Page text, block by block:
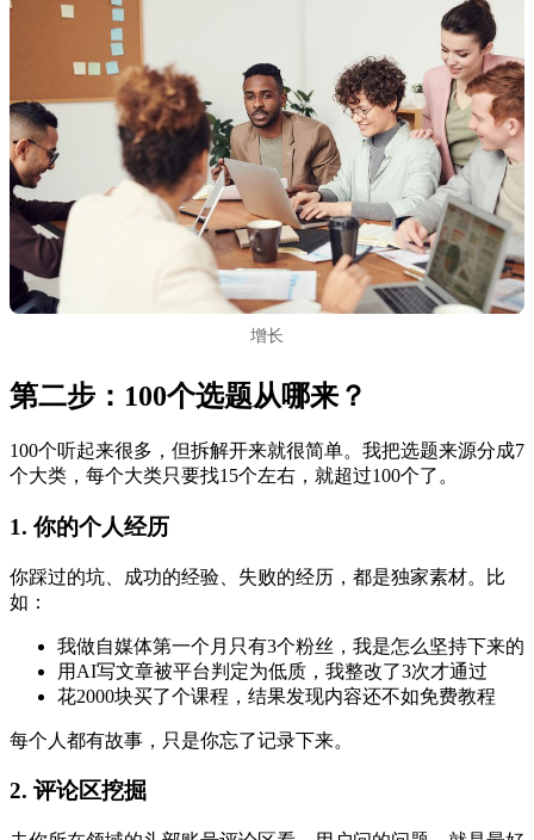
增长
第二步：100个选题从哪来？
100个听起来很多，但拆解开来就很简单。我把选题来源分成7
个大类，每个大类只要找15个左右，就超过100个了。
1. 你的个人经历
你踩过的坑、成功的经验、失败的经历，都是独家素材。比
如：
我做自媒体第一个月只有3个粉丝，我是怎么坚持下来的
用AI写文章被平台判定为低质，我整改了3次才通过
花2000块买了个课程，结果发现内容还不如免费教程
每个人都有故事，只是你忘了记录下来。
2. 评论区挖掘